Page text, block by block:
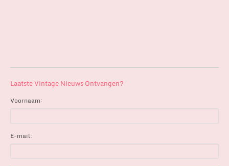
Laatste Vintage Nieuws Ontvangen?
Voornaam:
E-mail: